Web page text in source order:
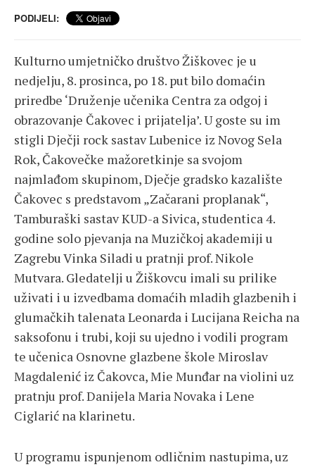
PODIJELI:
Kulturno umjetničko društvo Žiškovec je u
nedjelju, 8. prosinca, po 18. put bilo domaćin
priredbe ‘Druženje učenika Centra za odgoj i
obrazovanje Čakovec i prijatelja’. U goste su im
stigli Dječji rock sastav Lubenice iz Novog Sela
Rok, Čakovečke mažoretkinje sa svojom
najmlađom skupinom, Dječje gradsko kazalište
Čakovec s predstavom „Začarani proplanak“,
Tamburaški sastav KUD-a Sivica, studentica 4.
godine solo pjevanja na Muzičkoj akademiji u
Zagrebu Vinka Siladi u pratnji prof. Nikole
Mutvara. Gledatelji u Žiškovcu imali su prilike
uživati i u izvedbama domaćih mladih glazbenih i
glumačkih talenata Leonarda i Lucijana Reicha na
saksofonu i trubi, koji su ujedno i vodili program
te učenica Osnovne glazbene škole Miroslav
Magdalenić iz Čakovca, Mie Munđar na violini uz
pratnju prof. Danijela Maria Novaka i Lene
Ciglarić na klarinetu.
U programu ispunjenom odličnim nastupima, uz